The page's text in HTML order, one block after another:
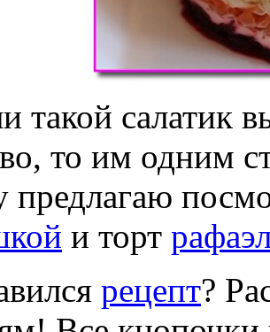
такой салатик
то им одним
предлагаю
и торт
рецепт?